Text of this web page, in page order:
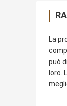
La
può
loro.